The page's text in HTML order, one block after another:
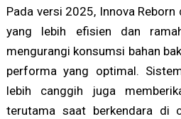
Pada versi 2025, Innova
yang lebih efisien dan
mengurangi konsumsi bahan
performa yang optimal.
lebih canggih juga
terutama saat berkendara di